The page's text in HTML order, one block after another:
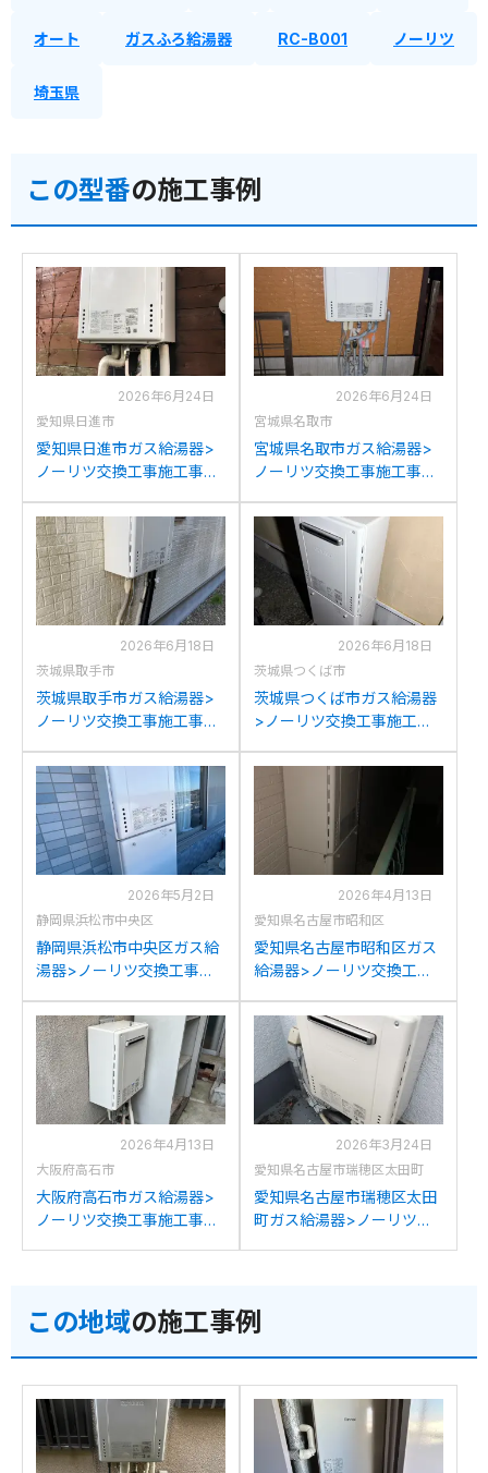
オート ガスふろ給湯器 RC-B001 ノーリツ
埼玉県
この型番の施工事例
2026年6月24日
愛知県日進市
愛知県日進市ガス給湯器>
ノーリツ交換工事施工事
からノーリツGT-
2070SAW BLへの交換
2026年6月24日
宮城県名取市
宮城県名取市ガス給湯器>
ノーリツ交換工事施工事
2050AWXからノーリツ
GT-2070SAW BLへの交換
2026年6月18日
茨城県取手市
茨城県取手市ガス給湯器>
ノーリツ交換工事施工事
2050SAWXからノーリツ
GT-2070SAW BLへの交換
2026年6月18日
茨城県つくば市
茨城県つくば市ガス給湯器
>ノーリツ交換工事施工事
VD2401SAW2-3からノーリ
ツGT-2070SAW BLへの交
2026年5月2日
静岡県浜松市中央区
静岡県浜松市中央区ガス給
湯器>ノーリツ交換工事施
SZRからノーリツGT-
2070SAW BLへの交換
2026年4月13日
愛知県名古屋市昭和区
愛知県名古屋市昭和区ガス
給湯器>ノーリツ交換工事
A2003SAW(A)からノーリ
ツGT-2070SAW BLへの交
2026年4月13日
大阪府高石市
大阪府高石市ガス給湯器>
ノーリツ交換工事施工事
2026年3月24日
愛知県名古屋市瑞穂区太田町
愛知県名古屋市瑞穂区太田
町ガス給湯器>ノーリツ交
換
この地域の施工事例